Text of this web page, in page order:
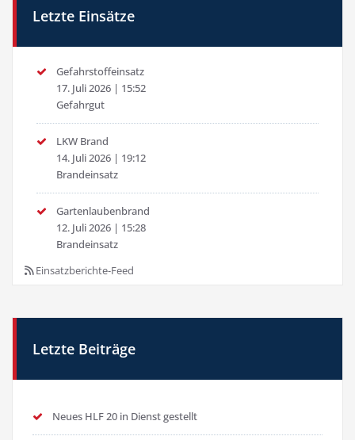
Letzte Einsätze
Gefahrstoffeinsatz
17. Juli 2026 | 15:52
Gefahrgut
LKW Brand
14. Juli 2026 | 19:12
Brandeinsatz
Gartenlaubenbrand
12. Juli 2026 | 15:28
Brandeinsatz
Einsatzberichte-Feed
Letzte Beiträge
Neues HLF 20 in Dienst gestellt